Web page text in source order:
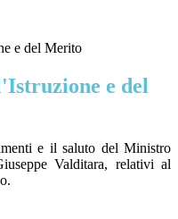
e del Merito
e del
e il saluto del Ministro
Valditara, relativi al